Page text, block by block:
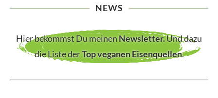
NEWS
Hier bekommst Du meinenNewsletter.Und dazu
die Liste derTop veganen Eisenquellen.